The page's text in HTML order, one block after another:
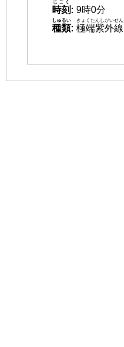
時刻
じこく
: 9時0分
種類
しゅるい
: 極端紫外線
きょくたんしがいせん